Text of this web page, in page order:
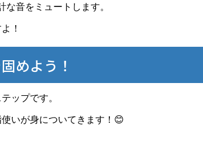
音をミュートします。
！
めよう！
ップです。
いが身についてきます！😊